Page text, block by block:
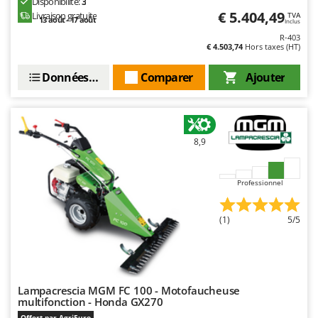
Resto Italia
Ritter
Rossofuoco
Rover Pompe
Royal Food
Ryobi
Schnitzer
Livraison gratuite
13 août - 17 août € 5.404,49 TVA
Inclus
R-403
€ 4.503,74Hors taxes (HT)
Ajouter
Comparer
Données techniques
8,9
Professionnel
(1) 5/5
Lampacrescia MGM FC 100 - Motofaucheuse
multifonction - Honda GX270